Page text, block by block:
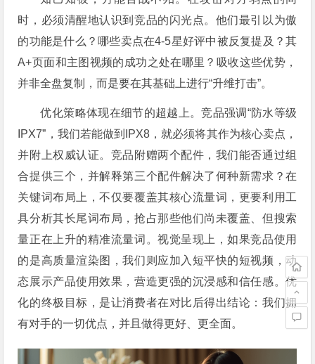
时，必须清醒地认识到竞品的闪光点。他们最引以为傲
的功能是什么？哪些卖点在4-5星好评中被反复提及？其
A+页面和主图视频的成功之处在哪里？吸收这些优势，
并非全盘复制，而是要在其基础上进行“升维打击”。
优化策略体现在细节的超越上。竞品强调“防水等级
IPX7”，我们若能做到IPX8，就必须将其作为核心卖点，
并附上权威认证。竞品附赠两个配件，我们能否通过组
合提供三个，并解释第三个配件解决了何种新需求？在
关键词布局上，不仅要覆盖其核心流量词，更要利用工
具分析其长尾词布局，抢占那些他们尚未覆盖、但搜索
量正在上升的精准流量词。视觉呈现上，如果竞品使用
的是高质量渲染图，我们则应加入短平快的短视频，动
态展示产品使用效果，营造更强的沉浸感和信任感。优
化的终极目标，是让消费者在对比后得出结论：我们拥
有对手的一切优点，并且做得更好、更全面。